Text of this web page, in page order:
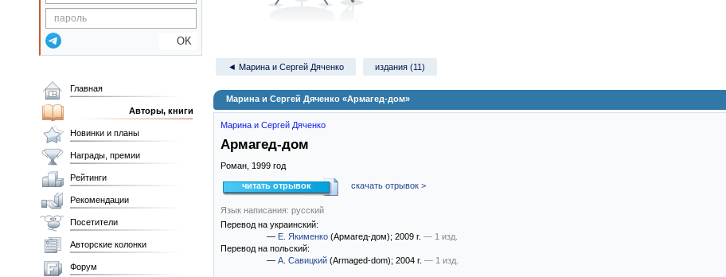
OK
◄ Марина и Сергей Дяченко издания (11)
Марина и Сергей Дяченко «Армагед-дом»
Марина и Сергей Дяченко
Армагед-дом
Роман, 1999 год
читать отрывок скачать отрывок >
Язык написания: русский
Перевод на украинский:
— Е. Якименко (Армагед-дом); 2009 г. — 1 изд.
Перевод на польский:
— А. Савицкий (Armaged-dom); 2004 г. — 1 изд.
Главная
Авторы, книги
Новинки и планы
Награды, премии
Рейтинги
Рекомендации
Посетители
Авторские колонки
Форум